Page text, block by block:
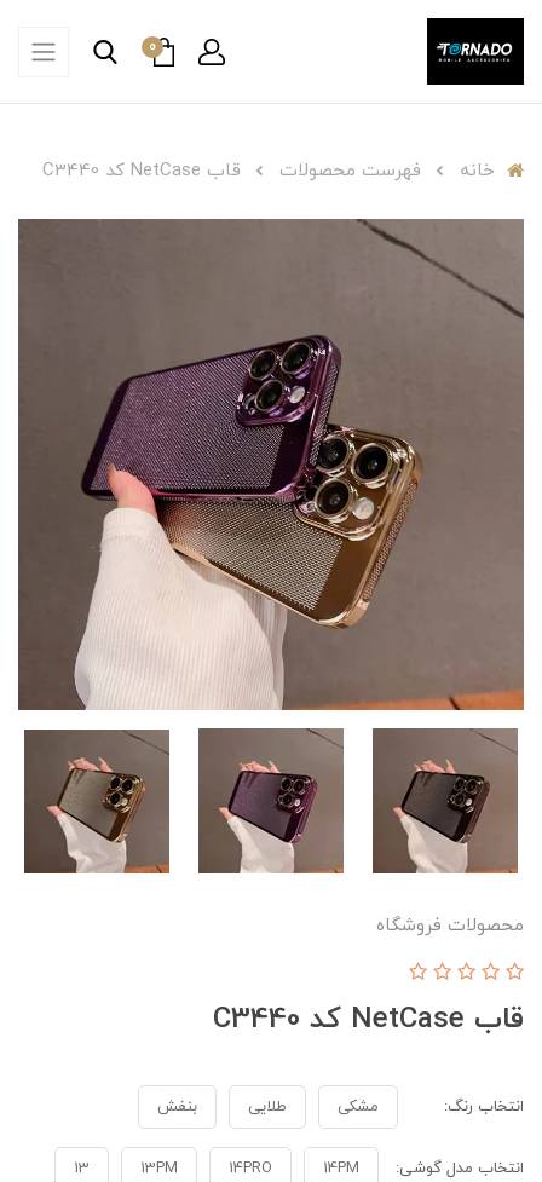
0
خانه فهرست محصولات قاب NetCase کد C3440
محصولات فروشگاه
قاب NetCase کد C3440
انتخاب رنگ: مشکی طلایی بنفش
انتخاب مدل گوشی: 14PM
14PRO
13PM
13